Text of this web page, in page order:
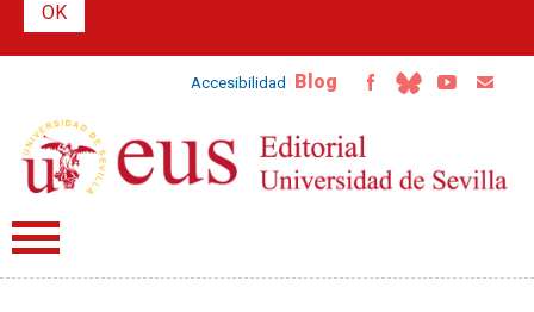
Accesibilidad Blog